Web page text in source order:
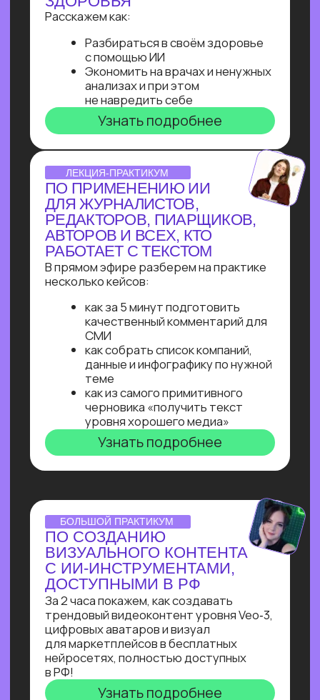
ОNLINE-ПРАКТИКУМ
ПО ЧАТ-БОТАМ
Узнай, как с нуля начать зарабатывать
на чат-ботах и уже через пару месяцев
и выйти на 100 т.р. за проект, создавая
востребованные решения для бизнеса
Узнайте, как освоить классическое
программирование и востребованные
методы разработкив 2−4 раза быстрее
с помощью нейросетей и no-соde
инструментов!
— Узнайте, как с нуля начать
зарабатывать на чат-ботах и уже через
пару месяцев и выйти на 100 т.р.
за проект, создавая востребованные
решения для бизнеса
Нейросети 28
IT-профессии 16
Для детей 8
Естественный интеллект 1
Высшее образование 2
ОNLINE-ПРАКТИКУМ
КАК СОБРАТЬ
ИНТЕРНЕТ МАГАЗИН
В БОТЕ ЗА 40 МИН.
С ПОМОЩЬЮ ИИ
В прямом эфире технический директор
Зерокодер за 40 минут соберет ИИ-
бота для заказов цветов без кода и
расскажет, сколько за это платят!
Узнать подробнее
Промпт-инжиниринг
Чат-боты
Вайб-кодинг